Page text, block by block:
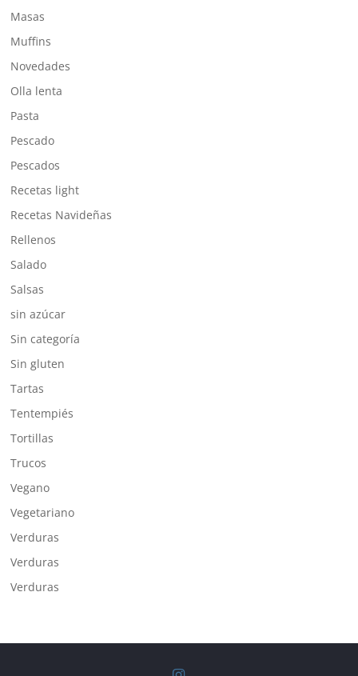
Masas
Muffins
Novedades
Olla lenta
Pasta
Pescado
Pescados
Recetas light
Recetas Navideñas
Rellenos
Salado
Salsas
sin azúcar
Sin categoría
Sin gluten
Tartas
Tentempiés
Tortillas
Trucos
Vegano
Vegetariano
Verduras
Verduras
Verduras